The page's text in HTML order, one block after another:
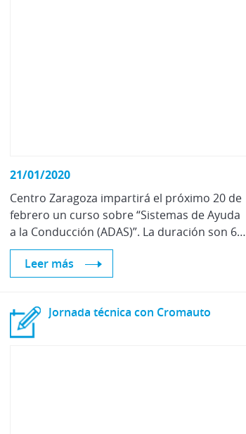
21/01/2020
Centro Zaragoza impartirá el próximo 20 de
febrero un curso sobre “Sistemas de Ayuda
a la Conducción (ADAS)”. La duración son 6 horas lectivas, en las instalaciones de Centro Zaragoza, en horario de 09.00h a 17:00h.
Leer más
Jornada técnica con Cromauto